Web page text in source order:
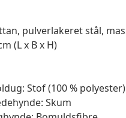
pulverlakeret stål,
(L x B x H)
Stof (100 % polyester)
Skum